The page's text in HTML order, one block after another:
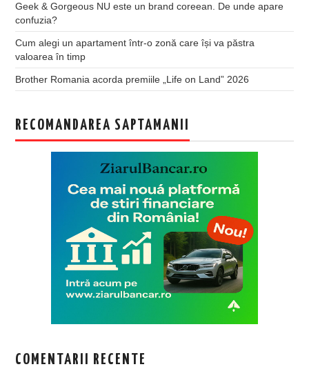
Geek & Gorgeous NU este un brand coreean. De unde apare
confuzia?
Cum alegi un apartament într-o zonă care își va păstra
valoarea în timp
Brother Romania acorda premiile „Life on Land” 2026
RECOMANDAREA SAPTAMANII
COMENTARII RECENTE